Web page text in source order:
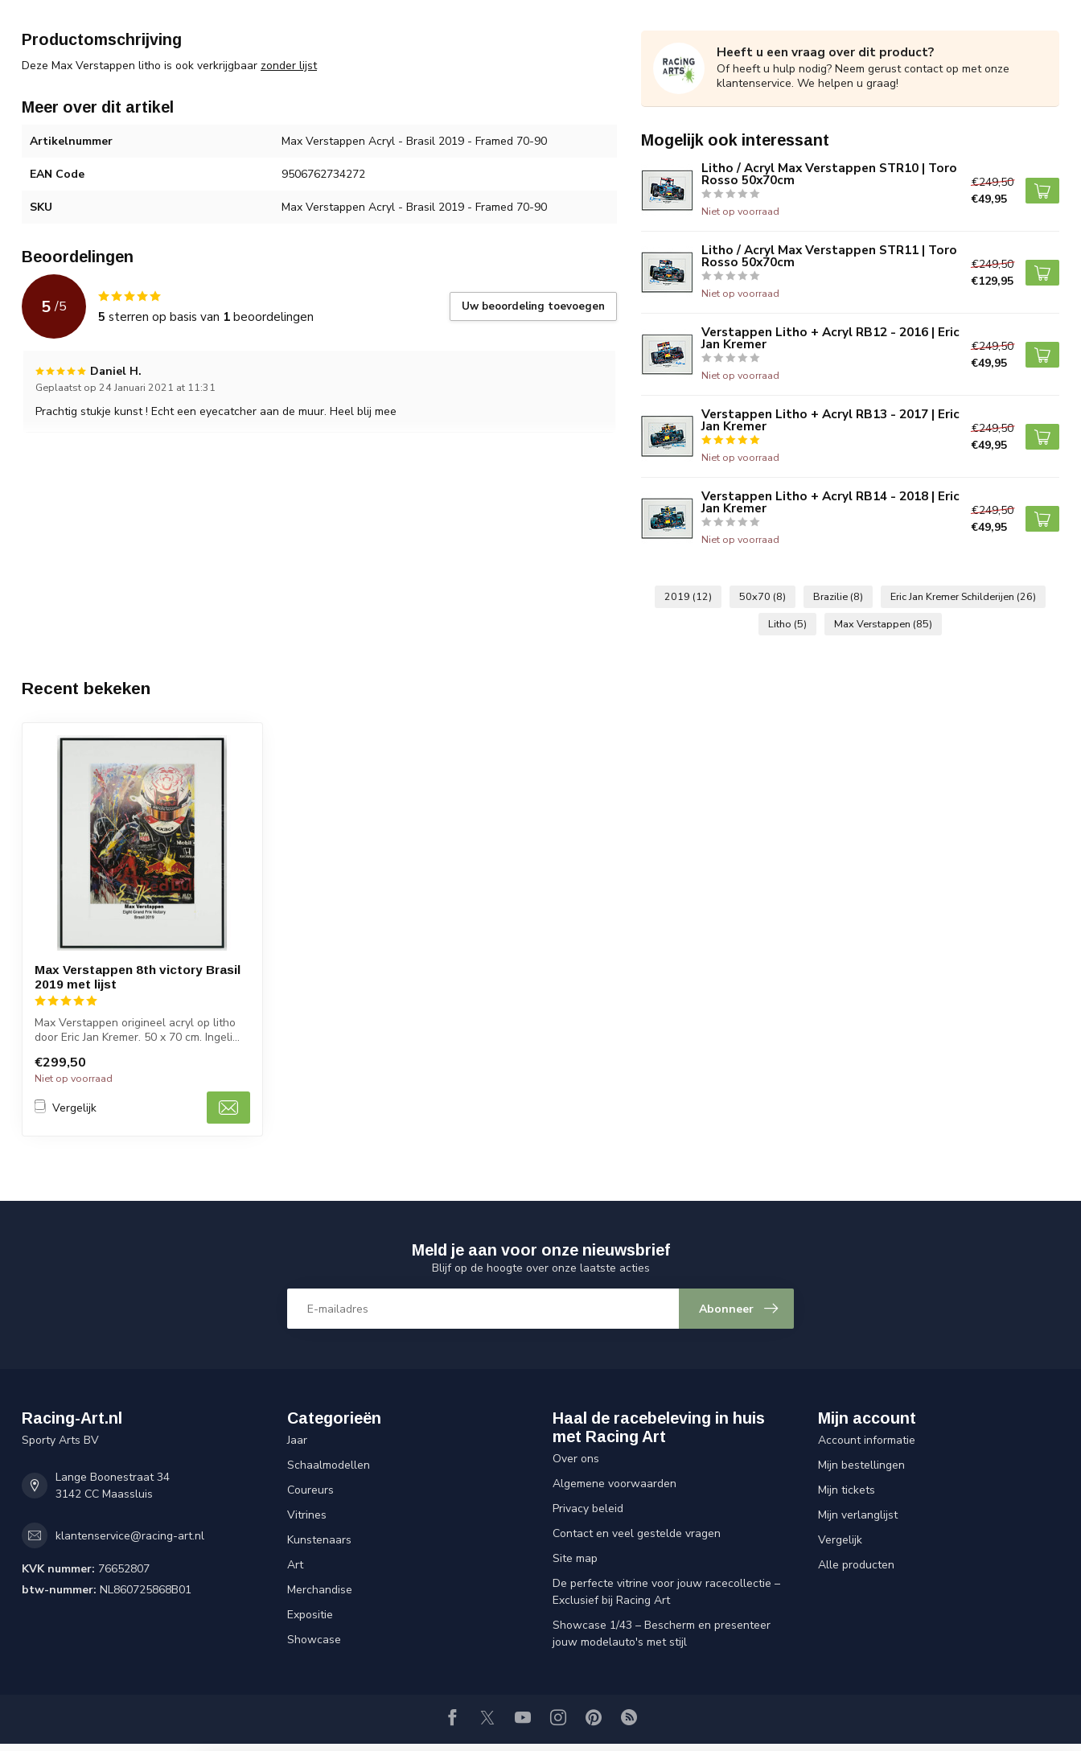
Productomschrijving
Deze Max Verstappen litho is ook verkrijgbaar zonder lijst
Meer over dit artikel
Artikelnummer Max Verstappen Acryl - Brasil 2019 - Framed 70-90
EAN Code 9506762734272
SKU Max Verstappen Acryl - Brasil 2019 - Framed 70-90
Beoordelingen
5 /5
5 sterren op basis van 1beoordelingen
Uw beoordeling toevoegen
Daniel H.
Geplaatst op 24 Januari 2021 at 11:31
Prachtig stukje kunst ! Echt een eyecatcher aan de muur. Heel blij mee
Heeft u een vraag over dit product?
Of heeft u hulp nodig? Neem gerust contact op met onze
klantenservice. We helpen u graag!
Mogelijk ook interessant
Litho / Acryl Max Verstappen STR10 | Toro
Rosso 50x70cm
Niet op voorraad
€249,50
€49,95
Litho / Acryl Max Verstappen STR11 | Toro
Rosso 50x70cm
Niet op voorraad
€249,50
€129,95
Verstappen Litho + Acryl RB12 - 2016 | Eric
Jan Kremer
Niet op voorraad
€249,50
€49,95
Verstappen Litho + Acryl RB13 - 2017 | Eric
Jan Kremer
Niet op voorraad
€249,50
€49,95
Verstappen Litho + Acryl RB14 - 2018 | Eric
Jan Kremer
Niet op voorraad
€249,50
€49,95
2019 (12) 50x70 (8) Brazilie (8) Eric Jan Kremer Schilderijen (26)
Litho (5) Max Verstappen (85)
Recent bekeken
Max Verstappen 8th victory Brasil
2019 met lijst
Max Verstappen origineel acryl op litho
door Eric Jan Kremer. 50 x 70 cm. Ingeli...
€299,50
Niet op voorraad
Vergelijk
Meld je aan voor onze nieuwsbrief
Blijf op de hoogte over onze laatste acties
Abonneer
Racing-Art.nl
Sporty Arts BV
Lange Boonestraat 34
3142 CC Maassluis
klantenservice@racing-art.nl
KVK nummer: 76652807
btw-nummer: NL860725868B01
Categorieën
Jaar
Schaalmodellen
Coureurs
Vitrines
Kunstenaars
Art
Merchandise
Expositie
Showcase
Haal de racebeleving in huis
met Racing Art
Over ons
Algemene voorwaarden
Privacy beleid
Contact en veel gestelde vragen
Site map
De perfecte vitrine voor jouw racecollectie –
Exclusief bij Racing Art
Showcase 1/43 – Bescherm en presenteer
jouw modelauto's met stijl
Mijn account
Account informatie
Mijn bestellingen
Mijn tickets
Mijn verlanglijst
Vergelijk
Alle producten